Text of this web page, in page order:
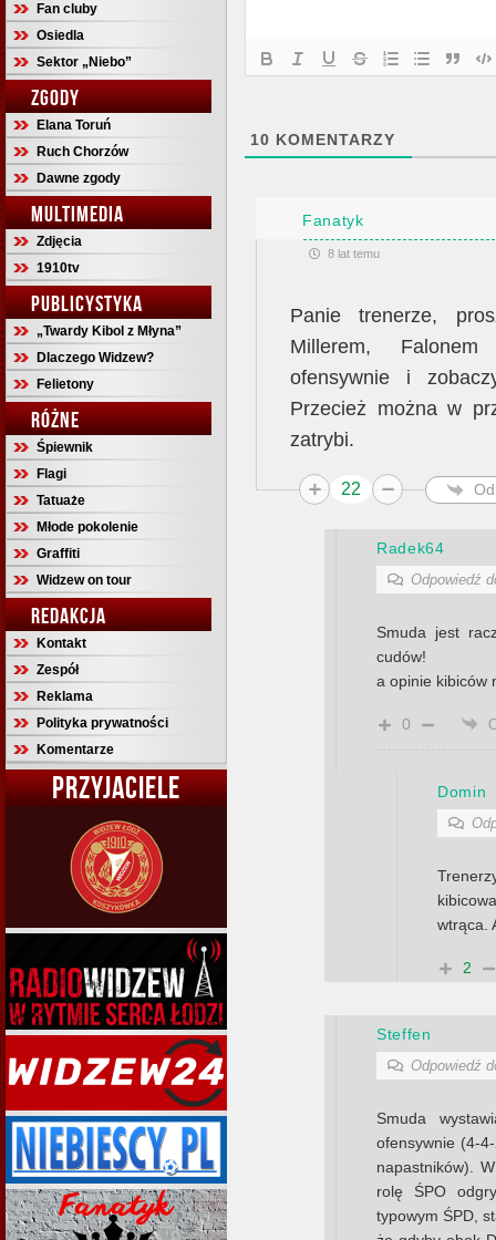
Fan cluby
Osiedla
Sektor „Niebo”
ZGODY
Elana Toruń
Ruch Chorzów
Dawne zgody
MULTIMEDIA
Zdjęcia
1910tv
PUBLICYSTYKA
„Twardy Kibol z Młyna”
Dlaczego Widzew?
Felietony
RÓŻNE
Śpiewnik
Flagi
Tatuaże
Młode pokolenie
Graffiti
Widzew on tour
REDAKCJA
Kontakt
Zespół
Reklama
Polityka prywatności
Komentarze
PRZYJACIELE
10 KOMENTARZY
Fanatyk
8 lat temu
Panie trenerze,
Millerem,
ofensywnie i
Przecież można w
zatrybi.
22
Radek64
Odpowiedź
Smuda jest
cudów!
a opinie kibiców
0
Domin
wtrąca.
2
Steffen
Odpowiedź
Smuda
ofensywnie (4-
napastników).
rolę ŚPO
typowym ŚPD,